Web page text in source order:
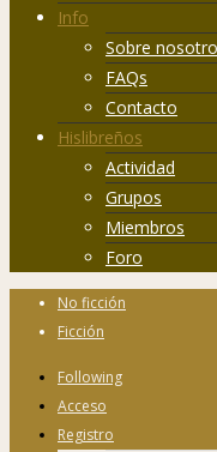
Info
Sobre
FAQs
Contacto
Hislibreños
Actividad
Grupos
Miembros
Foro
No ficción
Ficción
Following
Acceso
Registro